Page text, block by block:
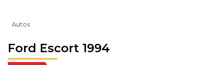
Autos
Ford Escort 1994